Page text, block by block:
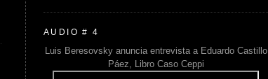
AUDIO # 4
Luis Beresovsky anuncia entrevista a Eduardo Castillo
Páez, Libro Caso Ceppi